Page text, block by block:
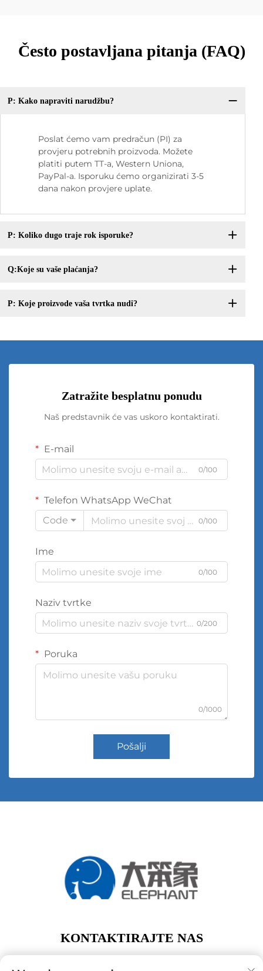
Često postavljana pitanja (FAQ)
P: Kako napraviti narudžbu?
Poslat ćemo vam predračun (PI) za
provjeru potrebnih proizvoda. Možete
platiti putem TT-a, Western Uniona,
PayPal-a. Isporuku ćemo organizirati 3-5
dana nakon provjere uplate.
P: Koliko dugo traje rok isporuke?
Q:Koje su vaše plaćanja?
P: Koje proizvode vaša tvrtka nudi?
Zatražite besplatnu ponudu
Naš predstavnik će vas uskoro kontaktirati.
E-mail
0/100
Telefon WhatsApp WeChat
Code
0/100
Ime
0/100
Naziv tvrtke
0/200
Poruka
0/1000
Pošalji
KONTAKTIRAJTE NAS